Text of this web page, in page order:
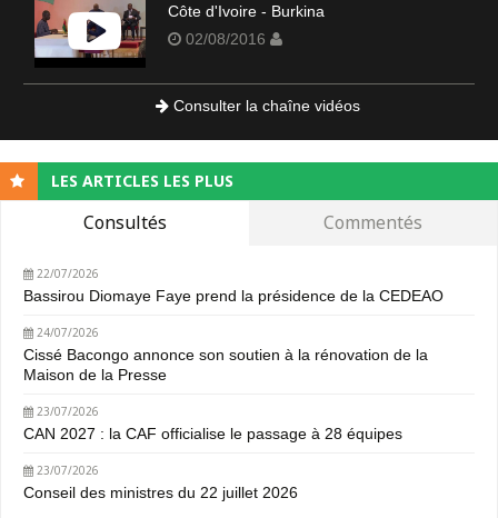
Côte d'Ivoire - Burkina
02/08/2016
Consulter la chaîne vidéos
LES ARTICLES LES PLUS
Consultés Commentés
22/07/2026
Bassirou Diomaye Faye prend la présidence de la CEDEAO
24/07/2026
Cissé Bacongo annonce son soutien à la rénovation de la
Maison de la Presse
23/07/2026
CAN 2027 : la CAF officialise le passage à 28 équipes
23/07/2026
Conseil des ministres du 22 juillet 2026